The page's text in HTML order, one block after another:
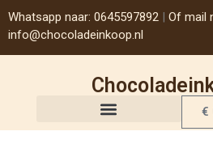
Whatsapp naar: 0645597892 | Of mail
info@chocoladeinkoop.nl
€